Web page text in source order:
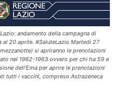
andamento della campagna di
al 20 aprile. #SaluteLazio Martedì 27
si apriranno le prenotazioni
nel 1962-1963 ovvero per chi ha 59 e
dell’Ema per aprire le prenotazioni
tutti i vaccini, compreso Astrazeneca